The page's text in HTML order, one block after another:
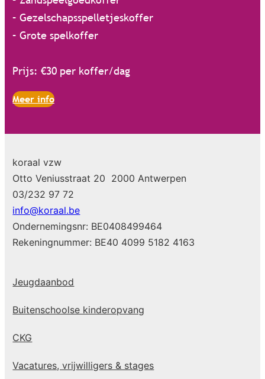
– Gezelschapsspelletjeskoffer
– Grote spelkoffer
Prijs: €30 per koffer/dag
Meer info
koraal vzw
Otto Veniusstraat 20 2000 Antwerpen
03/232 97 72
info@koraal.be
Ondernemingsnr: BE0408499464
Rekeningnummer: BE40 4099 5182 4163
Jeugdaanbod
Buitenschoolse kinderopvang
CKG
Vacatures, vrijwilligers & stages